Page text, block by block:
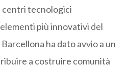
centri tecnologici
più innovativi del
ha dato avvio a un
a costruire comunità